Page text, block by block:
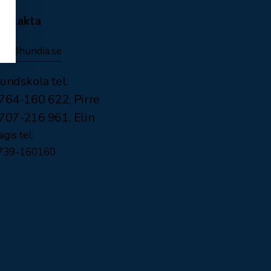
tel:
160 622, Pirre
216 961, Elin
tel:
160160